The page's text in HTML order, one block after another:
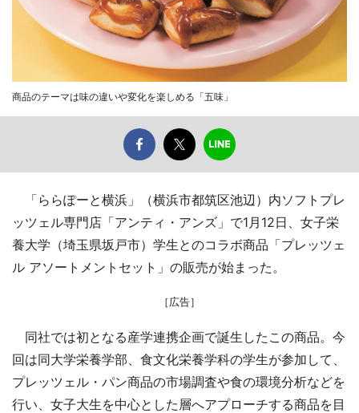
商品のテーマは味の違いや変化を楽しめる「五味」
「ららぽーと横浜」（横浜市都筑区池辺）内ソフトプレ
ッツェル専門店「アンティ・アンズ」で1月12日、女子栄
養大学（埼玉県坂戸市）学生とのコラボ商品「プレッツェ
ル アソートメントセット」の販売が始まった。
［広告］
同社では初となる産学連携企画で誕生したこの商品。今
回は同大学栄養学部、食文化栄養学科の学生が参加して、
プレッツェル・パン商品の市場調査や食の環境分析などを
行い、女子大生を中心とした層へアプローチする商品を目